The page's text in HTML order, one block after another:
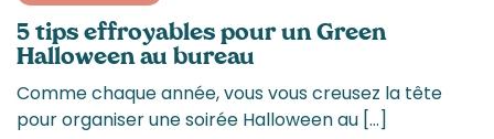
5 tips effroyables pour un Green
Halloween au bureau
Comme chaque année, vous vous creusez la tête
pour organiser une soirée Halloween au […]